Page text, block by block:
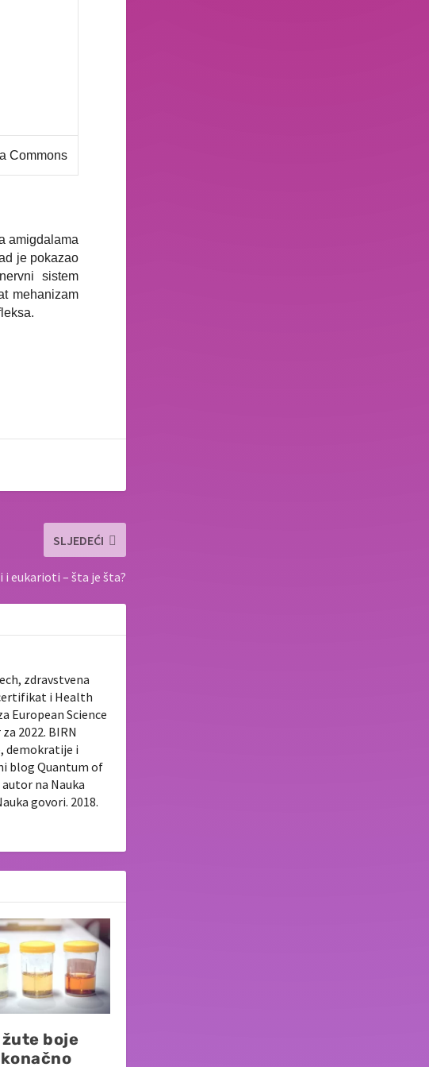
Commons
amigdalama
je pokazao
sistem
mehanizam
SLJEDEĆI
eukarioti – šta je šta?
zdravstvena
i Health
European Science
2022. BIRN
demokratije i
blog Quantum of
na Nauka
govori. 2018.
boje